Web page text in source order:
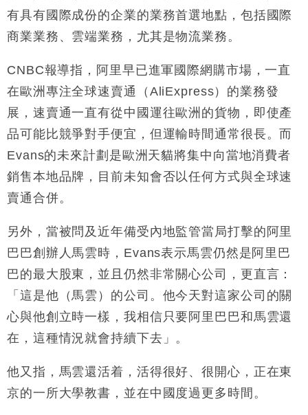
50%
有具有國際成份的企業的業務首選地點，包括國際
商業業務、雲端業務，尤其是物流業務。
CNBC報導指，阿里早已進軍國際網購市場，一直
在歐洲專注全球速賣通（AliExpress）的業務發
展，速賣通一直有從中國運往歐洲的貨物，即使產
品可能比競爭對手便宜，但運輸時間通常很長。而
Evans的未來計劃是歐洲天貓將集中向當地消費者
銷售本地品牌，目前未知會否以任何方式與全球速
賣通合併。
另外，當被問及近年備受內地監管當局打擊的阿里
巴巴創辦人馬雲時，Evans表示馬雲仍然是阿里巴
巴的最大股東，並且仍然非常關心公司，更直言：
「這是他（馬雲）的公司。他今天對這家公司的關
心與他創立時一樣，我相信只要阿里巴巴和馬雲還
在，這種情況就會持續下去」。
他又指，馬雲還活着，活得很好、很開心，正在東
京的一所大學教書，並在中國度過更多時間。